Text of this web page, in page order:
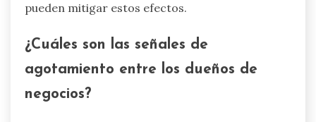
pueden mitigar estos efectos.
¿Cuáles son las señales de
agotamiento entre los dueños de
negocios?